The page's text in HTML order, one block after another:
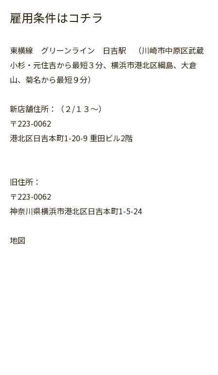
雇用条件はコチラ
東横線 グリーンライン 日吉駅 （川崎市中原区武蔵
小杉・元住吉から最短３分、横浜市港北区綱島、大倉
山、菊名から最短９分）
新店舗住所：（２/１３〜）
〒223-0062
港北区日吉本町1-20-9 重田ビル2階
旧住所：
〒223-0062
神奈川県横浜市港北区日吉本町1-5-24
地図